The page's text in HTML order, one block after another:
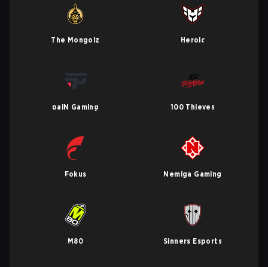
The Mongolz Heroic
paiN Gaming 100 Thieves
Fokus Nemiga Gaming
M80 Sinners Esports